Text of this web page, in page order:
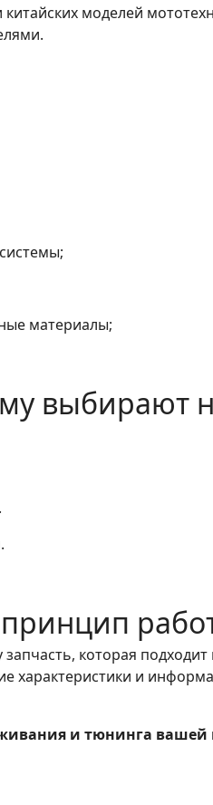
моделей
материалы;
выбирают
которая
характеристики и
и тюнинга вашей